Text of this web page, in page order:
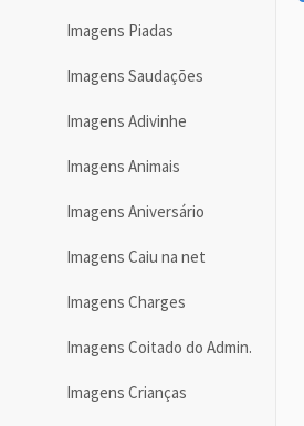
Imagens Piadas
Imagens Saudações
Imagens Adivinhe
Imagens Animais
Imagens Aniversário
Imagens Caiu na net
Imagens Charges
Imagens Coitado do Admin.
Imagens Crianças